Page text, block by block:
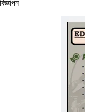
বিজ্ঞাপন